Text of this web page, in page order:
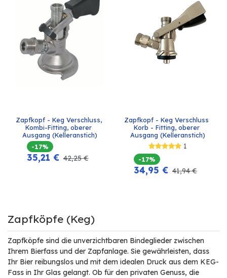
Zapfkopf - Keg Verschluss,
Kombi-Fitting, oberer
Ausgang (Kelleranstich)
-17%
35,21 € 42,25€
Zapfkopf - Keg Verschluss
Korb - Fitting, oberer
Ausgang (Kelleranstich)
1
-17%
34,95 € 41,94€
Zapfköpfe (Keg)
Zapfköpfe sind die unverzichtbaren Bindeglieder zwischen
Ihrem Bierfass und der Zapfanlage. Sie gewährleisten, dass
Ihr Bier reibungslos und mit dem idealen Druck aus dem KEG-
Fass in Ihr Glas gelangt. Ob für den privaten Genuss, die